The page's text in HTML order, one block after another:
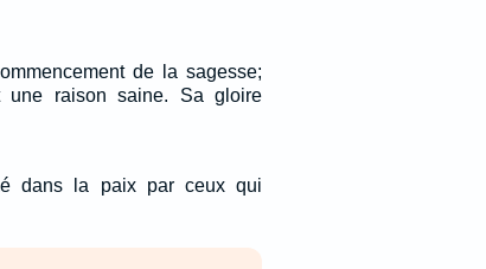
de la sagesse;
une raison saine. Sa gloire
dans la paix par ceux qui